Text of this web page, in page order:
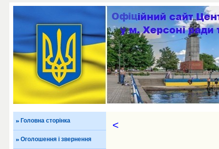
Головна сторінка
Оголошення і звернення
<